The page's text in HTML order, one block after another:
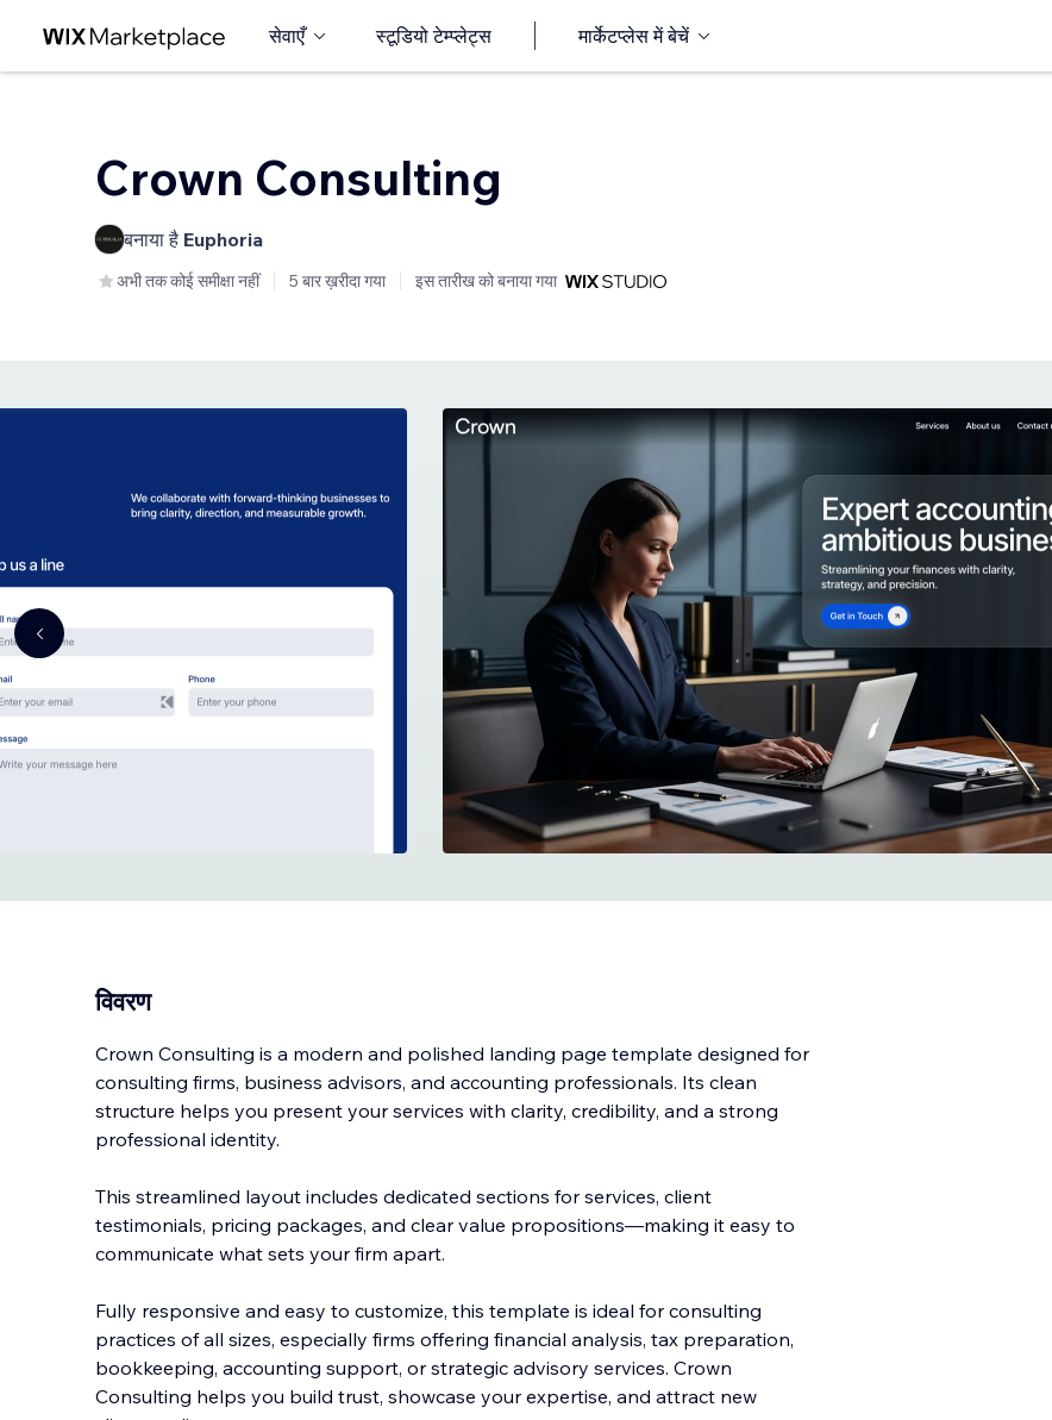
सेवाएँ स्टूडियो टेम्प्लेट्स मार्केटप्लेस में बेचें
Crown Consulting
बनाया है Euphoria
अभी तक कोई समीक्षा नहीं 5 बार ख़रीदा गया इस तारीख को बनाया गया
विवरण
Crown Consulting is a modern and polished landing page template designed for
consulting firms, business advisors, and accounting professionals. Its clean
structure helps you present your services with clarity, credibility, and a strong
professional identity.
This streamlined layout includes dedicated sections for services, client
testimonials, pricing packages, and clear value propositions—making it easy to
communicate what sets your firm apart.
Fully responsive and easy to customize, this template is ideal for consulting
practices of all sizes, especially firms offering financial analysis, tax preparation,
bookkeeping, accounting support, or strategic advisory services. Crown
Consulting helps you build trust, showcase your expertise, and attract new